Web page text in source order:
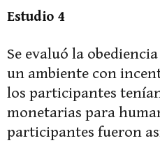
Estudio 4
Se evaluó la
un ambiente con
los participantes
monetarias para
participantes fueron